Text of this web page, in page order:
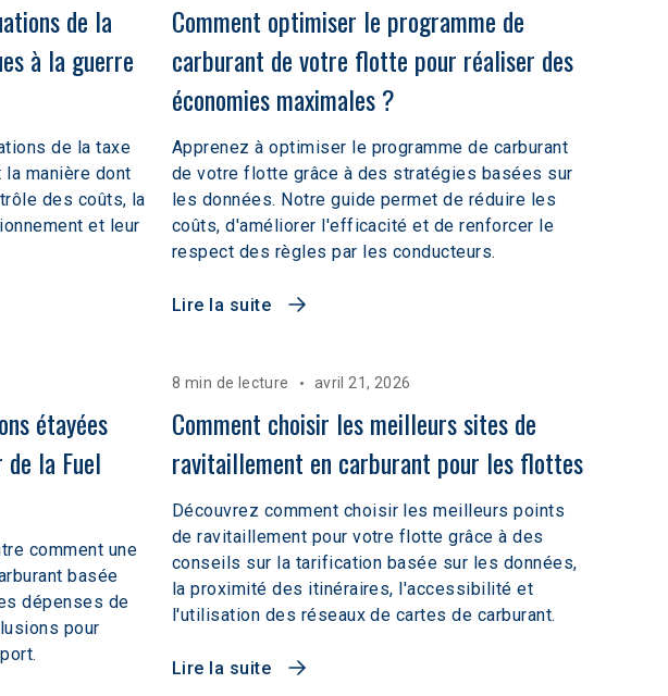
de la
à la guerre
de la taxe
manière dont
des coûts, la
et leur
Comment optimiser le programme de
carburant de votre flotte pour réaliser des
économies maximales ?
Apprenez à optimiser le programme de carburant
de votre flotte grâce à des stratégies basées sur
les données. Notre guide permet de réduire les
coûts, d'améliorer l'efficacité et de renforcer le
respect des règles par les conducteurs.
Lire la suite
étayées
la Fuel
comment une
basée
dépenses de
pour
8 min de lecture avril 21, 2026
Comment choisir les meilleurs sites de
ravitaillement en carburant pour les flottes
Découvrez comment choisir les meilleurs points
de ravitaillement pour votre flotte grâce à des
conseils sur la tarification basée sur les données,
la proximité des itinéraires, l'accessibilité et
l'utilisation des réseaux de cartes de carburant.
Lire la suite